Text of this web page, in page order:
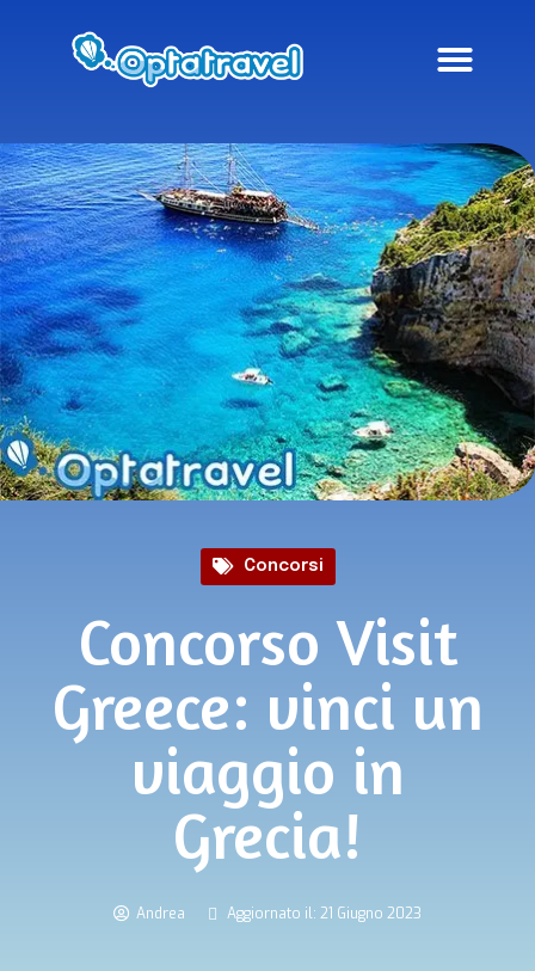
Concorsi
Concorso Visit
Greece: vinci un
viaggio in
Grecia!
Andrea Aggiornato il: 21 Giugno 2023